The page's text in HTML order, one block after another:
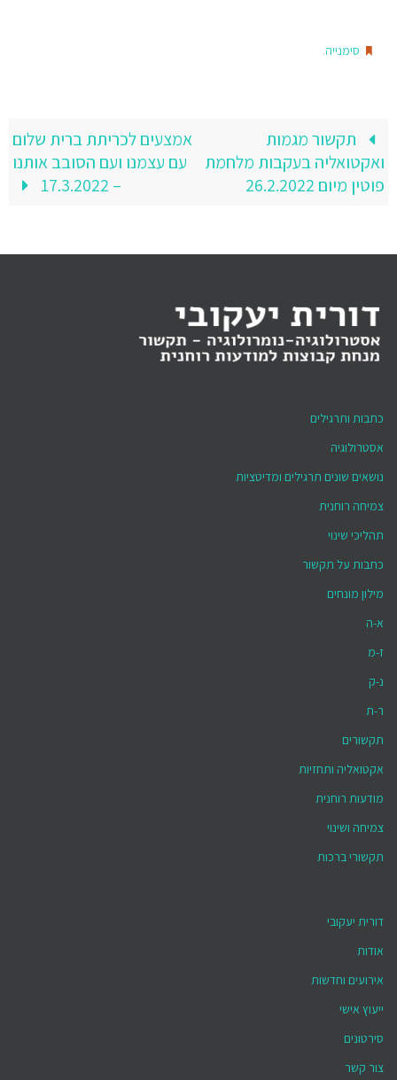
סימנייה.
תקשור מגמות
ואקטואליה בעקבות מלחמת
פוטין מיום 26.2.2022
אמצעים לכריתת ברית שלום
עם עצמנו ועם הסובב אותנו
– 17.3.2022
כתבות ותרגילים
אסטרולוגיה
נושאים שונים תרגילים ומדיטציות
צמיחה רוחנית
תהליכי שינוי
כתבות על תקשור
מילון מונחים
א-ה
ז-מ
נ-ק
ר-ת
תקשורים
אקטואליה ותחזיות
מודעות רוחנית
צמיחה ושינוי
תקשורי ברכות
דורית יעקובי
אודות
אירועים וחדשות
ייעוץ אישי
סירטונים
צור קשר